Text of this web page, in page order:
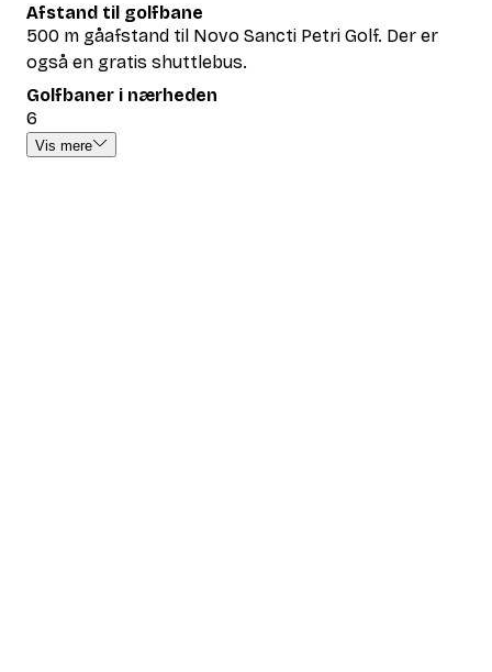
Afstand til golfbane
500 m gåafstand til Novo Sancti Petri Golf. Der er
også en gratis shuttlebus.
Golfbaner i nærheden
6
Vis mere